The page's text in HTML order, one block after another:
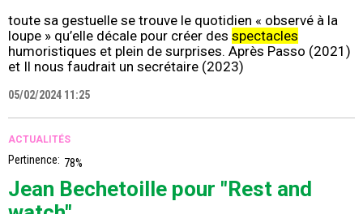
toute sa gestuelle se trouve le quotidien « observé à la
loupe » qu’elle décale pour créer des spectacles
humoristiques et plein de surprises. Après Passo (2021)
et Il nous faudrait un secrétaire (2023)
05/02/2024 11:25
ACTUALITÉS
Pertinence: 78%
Jean Bechetoille pour "Rest and